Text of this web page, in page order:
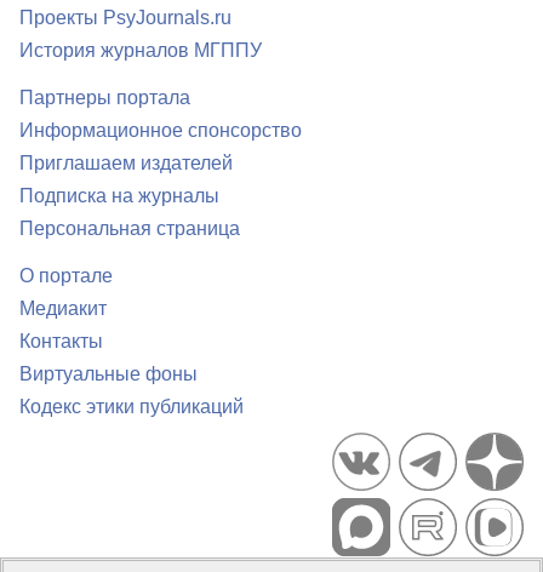
Проекты PsyJournals.ru
История журналов МГППУ
Партнеры портала
Информационное спонсорство
Приглашаем издателей
Подписка на журналы
Персональная страница
О портале
Медиакит
Контакты
Виртуальные фоны
Кодекс этики публикаций